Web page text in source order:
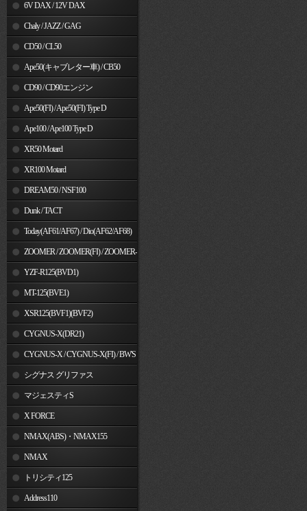
6V DAX / 12V DAX
Chaly / JAZZ / GAG
CD50 / CL50
Ape50(キャブレター車) / CB50
CD90 / CD90エンジン
Ape50(FI) / Ape50(FI) Type D
Ape100 / Ape100 Type D
XR50 Motard
XR100 Motard
DREAM50 / NSF100
Dunk / TACT
Today(AF61/AF67) / Dio(AF62/AF68)
ZOOMER / ZOOMER(FI) / ZOOMER-
YZF-R125(BVD1)
MT-125(BVE1)
XSR125(BVF1)(BVF2)
CYGNUS-X(DR21)
CYGNUS-X / CYGNUS-X(FI) / BW'S
125 シグナス グリファス
マジェスティS
X FORCE
NMAX(ABS)・NMAX155
NMAX
トリシティ125
Address110